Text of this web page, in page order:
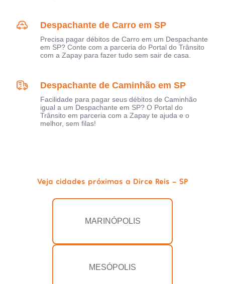
Despachante de Carro em SP
Precisa pagar débitos de Carro em um Despachante
em SP? Conte com a parceria do Portal do Trânsito
com a Zapay para fazer tudo sem sair de casa.
Despachante de Caminhão em SP
Facilidade para pagar seus débitos de Caminhão
igual a um Despachante em SP? O Portal do
Trânsito em parceria com a Zapay te ajuda e o
melhor, sem filas!
Veja cidades próximas a Dirce Reis - SP
MARINÓPOLIS
MESÓPOLIS